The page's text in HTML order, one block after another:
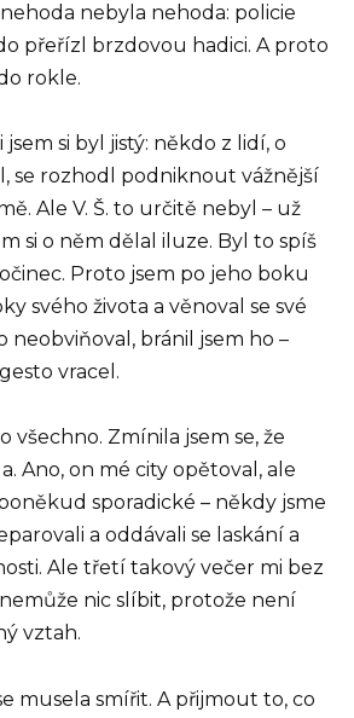
nebyla nehoda: policie
přeřízl brzdovou hadici. A proto
rokle.
si byl jistý: někdo z lidí, o
se rozhodl podniknout vážnější
Ale V. Š. to určitě nebyl – už
si o něm dělal iluze. Byl to spíš
Proto jsem po jeho boku
svého života a věnoval se své
neobviňoval, bránil jsem ho –
vracel.
všechno. Zmínila jsem se, že
Ano, on mé city opětoval, ale
sporadické – někdy jsme
a oddávali se laskání a
Ale třetí takový večer mi bez
nic slíbit, protože není
vztah.
musela smířit. A přijmout to, co